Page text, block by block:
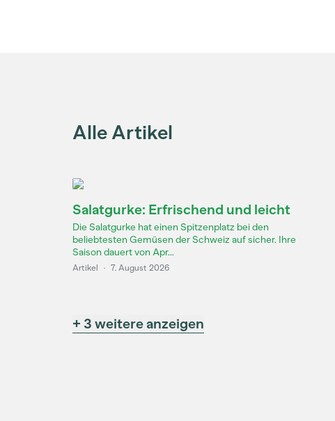
Alle Artikel
Salatgurke: Erfrischend und leicht
Die Salatgurke hat einen Spitzenplatz bei den
beliebtesten Gemüsen der Schweiz auf sicher. Ihre
Saison dauert von Apr...
Artikel · 7. August 2026
+ 3 weitere anzeigen